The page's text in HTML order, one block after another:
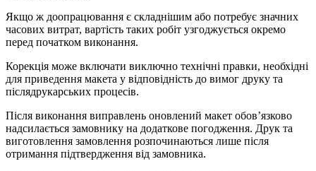
Якщо ж доопрацювання є складнішим або потребує значних
часових витрат, вартість таких робіт узгоджується окремо
перед початком виконання.
Корекція може включати виключно технічні правки, необхідні
для приведення макета у відповідність до вимог друку та
післядрукарських процесів.
Після виконання виправлень оновлений макет обов’язково
надсилається замовнику на додаткове погодження. Друк та
виготовлення замовлення розпочинаються лише після
отримання підтвердження від замовника.